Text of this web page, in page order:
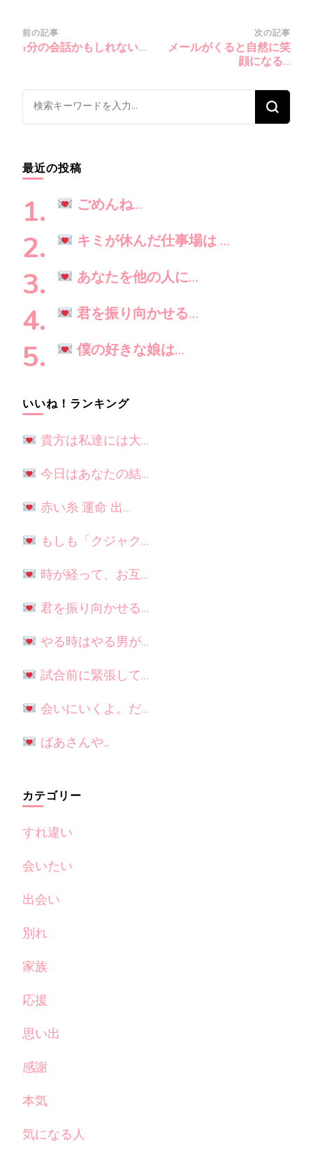
投
稿
ビ
ゲ
ョ
前の記事
1分の会話かもしれない…
次の記事
メールがくると自然に笑
顔になる…
な
に
お
探
し
で
す
か
?
最近の投稿
ごめんね…
キミが休んだ仕事場は …
あなたを他の人に…
君を振り向かせる…
僕の好きな娘は…
いいね！ランキング
貴方は私達には大…
今日はあなたの結…
赤い糸 運命 出…
もしも「クジャク…
時が経って、お互…
君を振り向かせる…
やる時はやる男が…
試合前に緊張して…
会いにいくよ。だ…
ばあさんや...
カテゴリー
すれ違い
会いたい
出会い
別れ
家族
応援
思い出
感謝
本気
気になる人